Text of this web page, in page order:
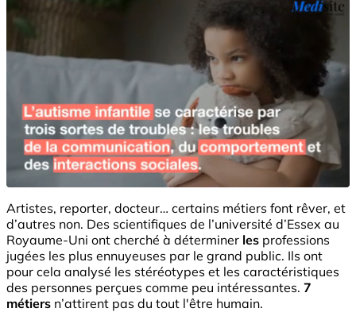
Artistes, reporter, docteur… certains métiers font rêver, et
d’autres non. Des scientifiques de l’université d’Essex au
Royaume-Uni ont cherché à déterminer les professions
jugées les plus ennuyeuses par le grand public. Ils ont
pour cela analysé les stéréotypes et les caractéristiques
des personnes perçues comme peu intéressantes. 7
métiers n’attirent pas du tout l'être humain.